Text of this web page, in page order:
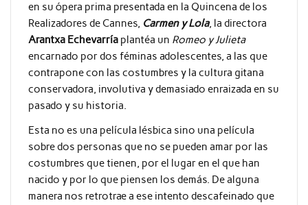
en su ópera prima presentada en la Quincena de los
Realizadores de Cannes, Carmen y Lola, la directora
Arantxa Echevarríaplantéa un Romeo y Julieta
encarnado por dos féminas adolescentes, a las que
contrapone con las costumbres y la cultura gitana
conservadora, involutiva y demasiado enraizada en su
pasado y su historia.
Esta no es una película lésbica sino una película
sobre dos personas que no se pueden amar por las
costumbres que tienen, por el lugar en el que han
nacido y por lo que piensen los demás. De alguna
manera nos retrotrae a ese intento descafeinado que